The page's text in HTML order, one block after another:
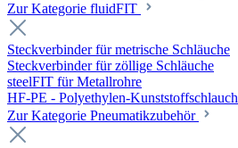
Zur Kategorie fluidFIT
Steckverbinder für metrische Schläuche
Steckverbinder für zöllige Schläuche
steelFIT für Metallrohre
HF-PE - Polyethylen-Kunststoffschlauch
Zur Kategorie Pneumatikzubehör